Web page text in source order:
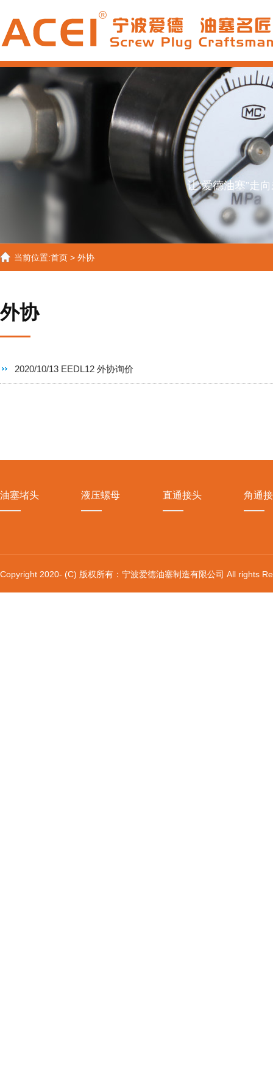
让“爱德油塞”走
当前位置:首页 > 外协
外协
2020/10/13 EEDL12 外协询价
油塞堵头 液压螺母 直通接头 角通
Copyright 2020- (C) 版权所有：宁波爱德油塞制造有限公司 All rights